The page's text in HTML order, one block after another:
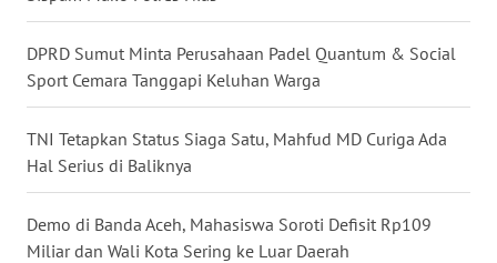
DPRD Sumut Minta Perusahaan Padel Quantum & Social
Sport Cemara Tanggapi Keluhan Warga
TNI Tetapkan Status Siaga Satu, Mahfud MD Curiga Ada
Hal Serius di Baliknya
Demo di Banda Aceh, Mahasiswa Soroti Defisit Rp109
Miliar dan Wali Kota Sering ke Luar Daerah
WN
NUSANTARA
WN
JOGJA
WN